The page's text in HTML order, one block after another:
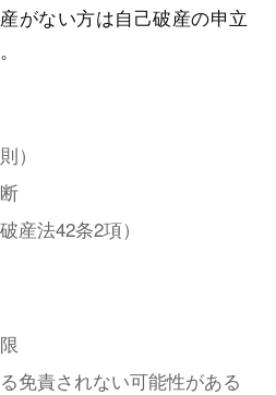
がない方は自己破産の申立
）
産法42条2項）
免責されない可能性がある